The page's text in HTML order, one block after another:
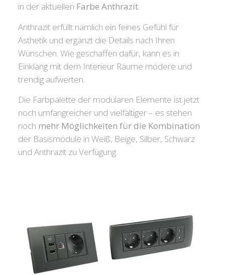
in der aktuellen Farbe Anthrazit.
Anthrazit erfüllt nämlich ein feines Gefühl für
Ästhetik und ergänzt die Details nach Ihren
Wünschen. Wie geschaffen dafür, kann es in
Einklang mit dem Interieur Räume modere und
trendig aufwerten.
Die Farbpalette der modularen Elemente ist jetzt
noch umfangreicher und vielfältiger – es stehen
noch mehr Möglichkeiten für die Kombination
der Basismodule in Weiß, Beige, Silber, Schwarz
und Anthrazit zu Verfügung.